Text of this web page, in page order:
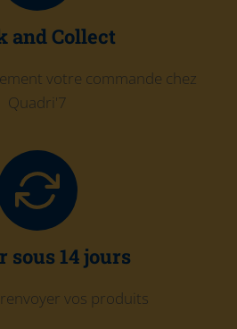
and Collect
votre commande chez
Quadri'7
sous 14 jours
vos produits